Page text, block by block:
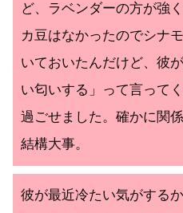
ど、ラベンダーの方が強
カ豆はなかったのでシナ
いておいたんだけど、彼
い匂いする」って言って
過ごせました。確かに関
結構大事。
彼が最近冷たい気がする